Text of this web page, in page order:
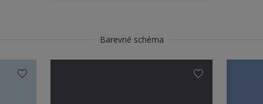
Barevné schéma